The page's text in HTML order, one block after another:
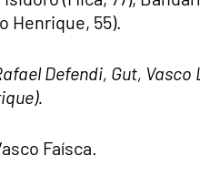
Henrique, 55).
Defendi, Gut,
Faísca.